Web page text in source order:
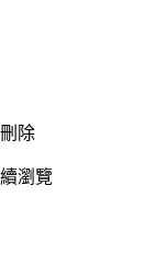
除
瀏覽